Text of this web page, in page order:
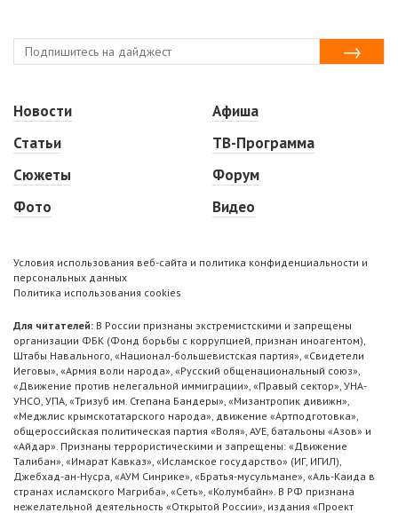
Новости
Статьи
Сюжеты
Фото
Афиша
ТВ-Программа
Форум
Видео
Условия использования веб-сайта и политика конфиденциальности и
персональных данных
Политика использования cookies
Для читателей: В России признаны экстремистскими и запрещены
организации ФБК (Фонд борьбы с коррупцией, признан иноагентом),
Штабы Навального, «Национал-большевистская партия», «Свидетели
Иеговы», «Армия воли народа», «Русский общенациональный союз»,
«Движение против нелегальной иммиграции», «Правый сектор», УНА-
УНСО, УПА, «Тризуб им. Степана Бандеры», «Мизантропик дивижн»,
«Меджлис крымскотатарского народа», движение «Артподготовка»,
общероссийская политическая партия «Воля», АУЕ, батальоны «Азов» и
«Айдар». Признаны террористическими и запрещены: «Движение
Талибан», «Имарат Кавказ», «Исламское государство» (ИГ, ИГИЛ),
Джебхад-ан-Нусра, «АУМ Синрике», «Братья-мусульмане», «Аль-Каида в
странах исламского Магриба», «Сеть», «Колумбайн». В РФ признана
нежелательной деятельность «Открытой России», издания «Проект